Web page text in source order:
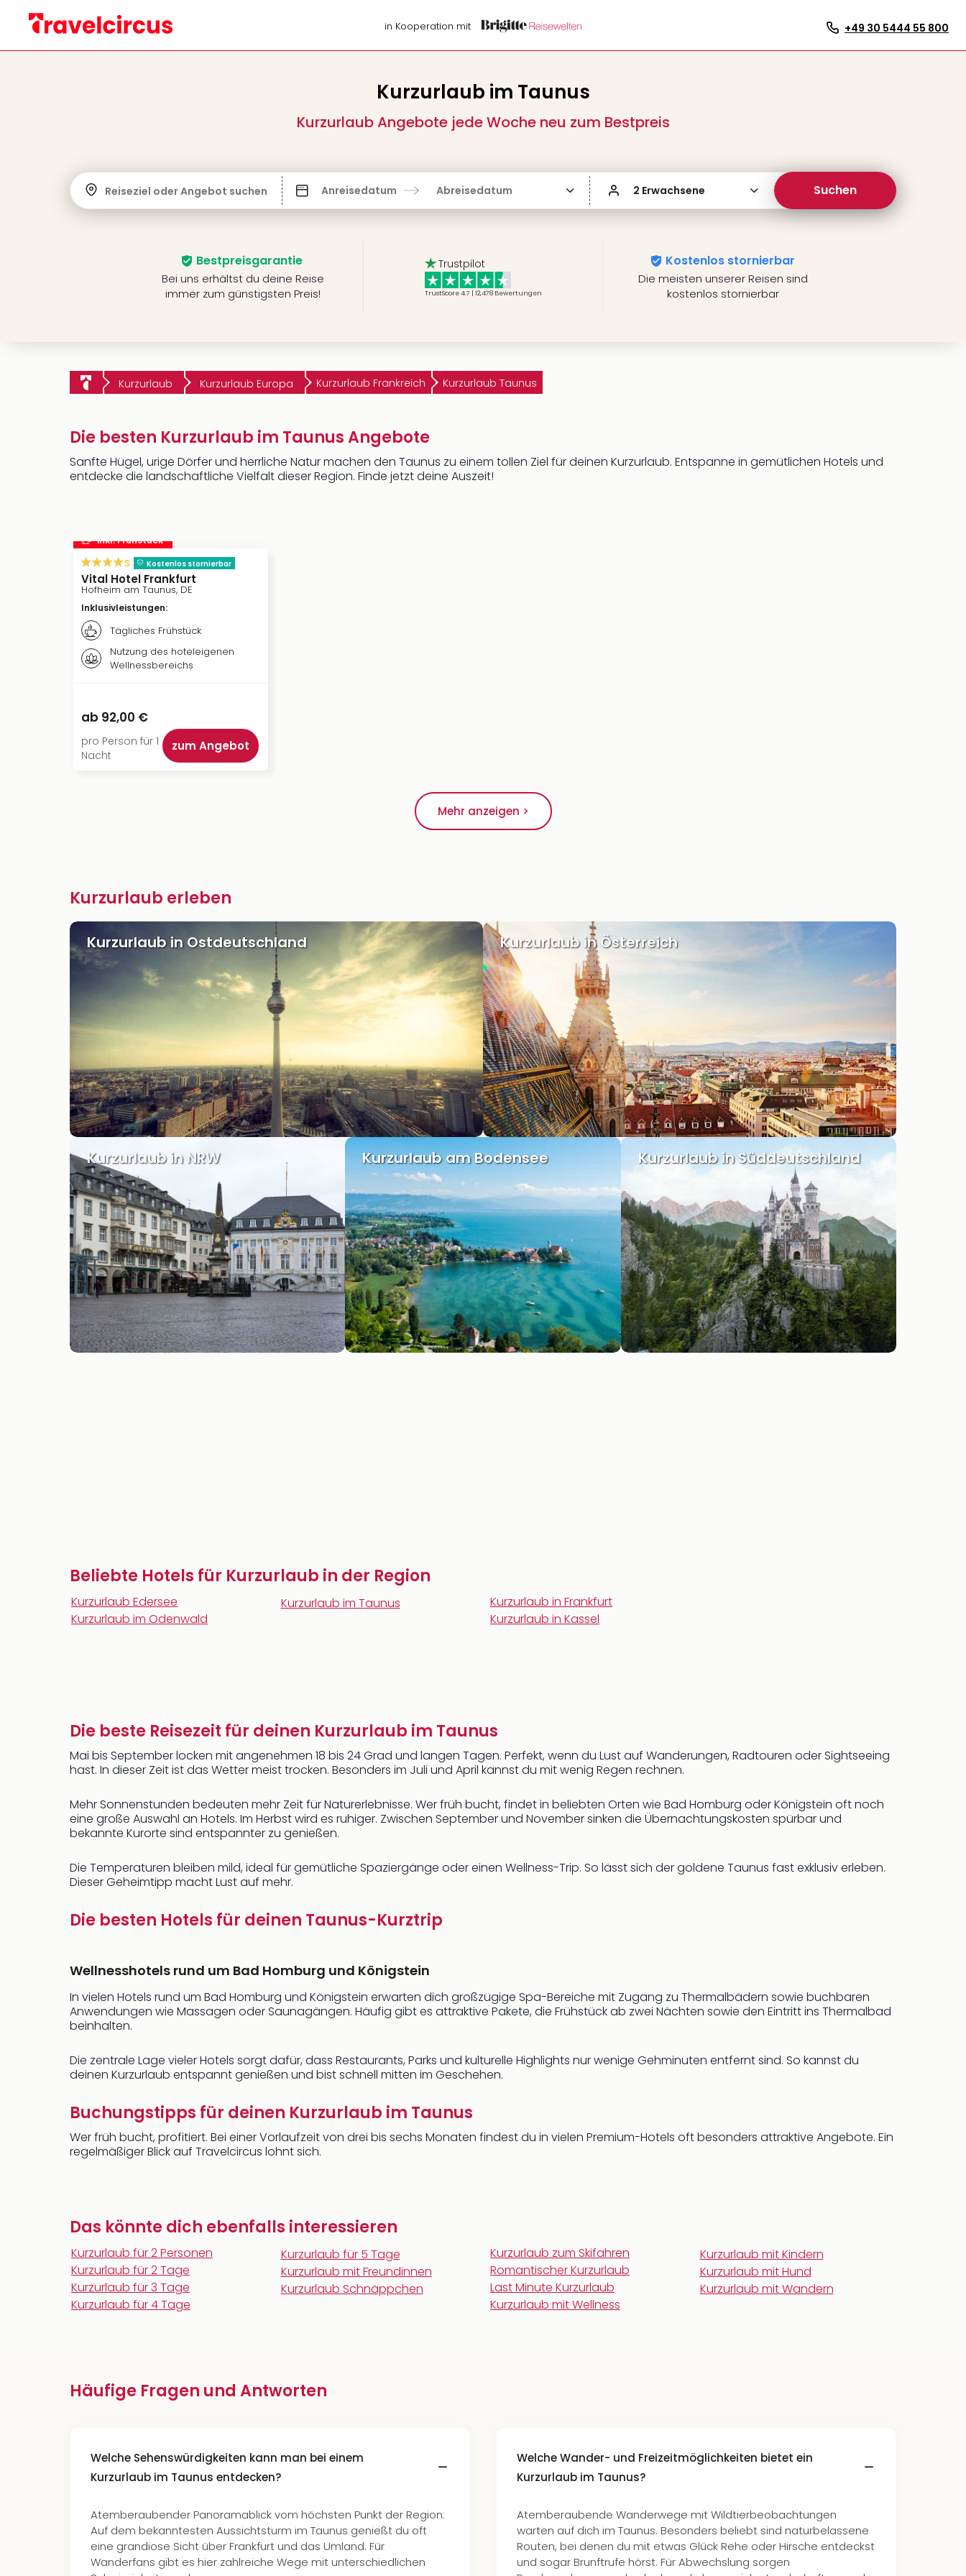
in Kooperation mit +49 30 5444 55 800
Kurzurlaub im Taunus
Kurzurlaub Angebote jede Woche neu zum Bestpreis
Reiseziel oder Angebot suchen Anreisedatum Abreisedatum 2 Erwachsene Suchen
Bestpreisgarantie
Bei uns erhältst du deine Reise
immer zum günstigsten Preis!
Trustpilot
TrustScore 4.7 | 12,478 Bewertungen
Kostenlos stornierbar
Die meisten unserer Reisen sind
kostenlos stornierbar
Kurzurlaub Kurzurlaub Europa Kurzurlaub Frankreich Kurzurlaub Taunus
Die besten Kurzurlaub im Taunus Angebote
Sanfte Hügel, urige Dörfer und herrliche Natur machen den Taunus zu einem tollen Ziel für deinen Kurzurlaub. Entspanne in gemütlichen Hotels und
entdecke die landschaftliche Vielfalt dieser Region. Finde jetzt deine Auszeit!
inkl. Frühstück
s Kostenlos stornierbar
Vital Hotel Frankfurt
Hofheim am Taunus, DE
Inklusivleistungen:
Tägliches Frühstück
Nutzung des hoteleigenen
Wellnessbereichs
ab 92,00 €
pro Person für 1
Nacht
zum Angebot
Mehr anzeigen >
Kurzurlaub erleben
Kurzurlaub in Ostdeutschland Kurzurlaub in Österreich
Kurzurlaub in NRW Kurzurlaub am Bodensee Kurzurlaub in Süddeutschland
Beliebte Hotels für Kurzurlaub in der Region
Kurzurlaub Edersee
Kurzurlaub im Odenwald
Kurzurlaub im Taunus
Kurzurlaub in Frankfurt
Kurzurlaub in Kassel
Die beste Reisezeit für deinen Kurzurlaub im Taunus
Mai bis September locken mit angenehmen 18 bis 24 Grad und langen Tagen. Perfekt, wenn du Lust auf Wanderungen, Radtouren oder Sightseeing
hast. In dieser Zeit ist das Wetter meist trocken. Besonders im Juli und April kannst du mit wenig Regen rechnen.
Mehr Sonnenstunden bedeuten mehr Zeit für Naturerlebnisse. Wer früh bucht, findet in beliebten Orten wie Bad Homburg oder Königstein oft noch
eine große Auswahl an Hotels. Im Herbst wird es ruhiger. Zwischen September und November sinken die Übernachtungskosten spürbar und
bekannte Kurorte sind entspannter zu genießen.
Die Temperaturen bleiben mild, ideal für gemütliche Spaziergänge oder einen Wellness-Trip. So lässt sich der goldene Taunus fast exklusiv erleben.
Dieser Geheimtipp macht Lust auf mehr.
Die besten Hotels für deinen Taunus-Kurztrip
Wellnesshotels rund um Bad Homburg und Königstein
In vielen Hotels rund um Bad Homburg und Königstein erwarten dich großzügige Spa-Bereiche mit Zugang zu Thermalbädern sowie buchbaren
Anwendungen wie Massagen oder Saunagängen. Häufig gibt es attraktive Pakete, die Frühstück ab zwei Nächten sowie den Eintritt ins Thermalbad
beinhalten.
Die zentrale Lage vieler Hotels sorgt dafür, dass Restaurants, Parks und kulturelle Highlights nur wenige Gehminuten entfernt sind. So kannst du
deinen Kurzurlaub entspannt genießen und bist schnell mitten im Geschehen.
Buchungstipps für deinen Kurzurlaub im Taunus
Wer früh bucht, profitiert. Bei einer Vorlaufzeit von drei bis sechs Monaten findest du in vielen Premium-Hotels oft besonders attraktive Angebote. Ein
regelmäßiger Blick auf Travelcircus lohnt sich.
Das könnte dich ebenfalls interessieren
Kurzurlaub für 2 Personen
Kurzurlaub für 2 Tage
Kurzurlaub für 3 Tage
Kurzurlaub für 4 Tage
Kurzurlaub für 5 Tage
Kurzurlaub mit Freundinnen
Kurzurlaub Schnäppchen
Kurzurlaub zum Skifahren
Romantischer Kurzurlaub
Last Minute Kurzurlaub
Kurzurlaub mit Wellness
Kurzurlaub mit Kindern
Kurzurlaub mit Hund
Kurzurlaub mit Wandern
Häufige Fragen und Antworten
Welche Sehenswürdigkeiten kann man bei einem
Kurzurlaub im Taunus entdecken?
Atemberaubender Panoramablick vom höchsten Punkt der Region:
Auf dem bekanntesten Aussichtsturm im Taunus genießt du oft
eine grandiose Sicht über Frankfurt und das Umland. Für
Wanderfans gibt es hier zahlreiche Wege mit unterschiedlichen
Welche Wander- und Freizeitmöglichkeiten bietet ein
Kurzurlaub im Taunus?
Atemberaubende Wanderwege mit Wildtierbeobachtungen
warten auf dich im Taunus. Besonders beliebt sind naturbelassene
Routen, bei denen du mit etwas Glück Rehe oder Hirsche entdeckst
und sogar Brunftrufe hörst. Für Abwechslung sorgen